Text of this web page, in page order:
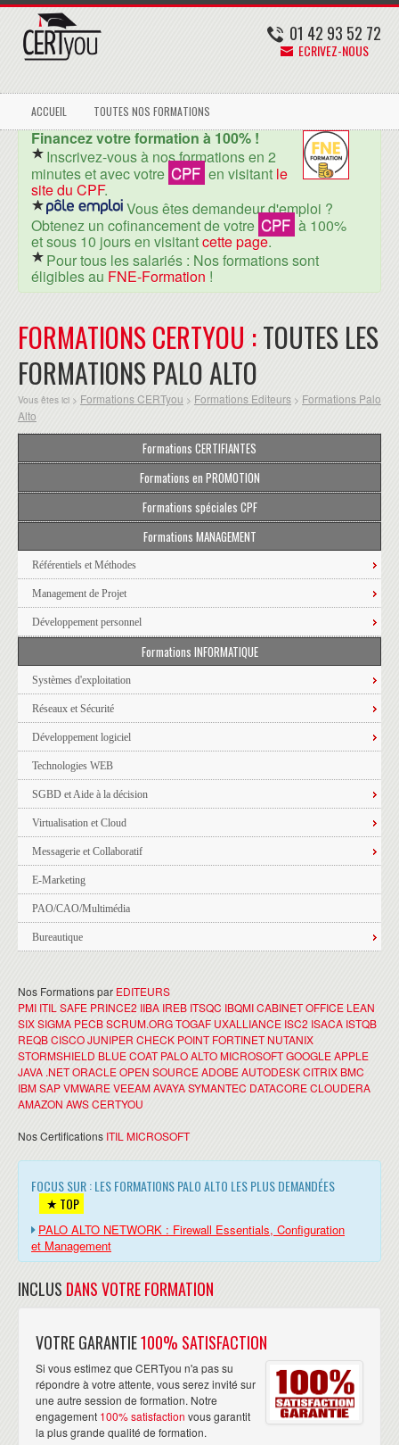
01 42 93 52 72
ECRIVEZ-NOUS
ACCUEIL TOUTES NOS FORMATIONS
Financez votre formation à 100% !
Inscrivez-vous à nos formations en 2
minutes et avec votre CPF en visitant le
site du CPF.
Vous êtes demandeur d'emploi ?
Obtenez un cofinancement de votre CPF à 100%
et sous 10 jours en visitantcette page.
Pour tous les salariés : Nos formations sont
éligibles au FNE-Formation !
FORMATIONS CERTYOU :TOUTES LES
FORMATIONS PALO ALTO
Vous êtes ici > Formations CERTyou > Formations Editeurs > Formations Palo
Alto
Formations CERTIFIANTES
Formations en PROMOTION
Formations spéciales CPF
Formations MANAGEMENT
Référentiels et Méthodes
Management de Projet
Développement personnel
Formations INFORMATIQUE
Systèmes d'exploitation
Réseaux et Sécurité
Développement logiciel
Technologies WEB
SGBD et Aide à la décision
Virtualisation et Cloud
Messagerie et Collaboratif
E-Marketing
PAO/CAO/Multimédia
Bureautique
Nos Formations par EDITEURS
PMI ITIL SAFE PRINCE2 IIBA IREB ITSQC IBQMICABINET OFFICE LEAN
SIX SIGMA PECBSCRUM.ORGTOGAF UXALLIANCE ISC2 ISACA ISTQB
REQBCISCOJUNIPER CHECK POINT FORTINETNUTANIX
STORMSHIELD BLUE COAT PALO ALTOMICROSOFTGOOGLEAPPLE
JAVA .NETORACLEOPEN SOURCEADOBEAUTODESKCITRIX BMC
IBMSAPVMWAREVEEAMAVAYASYMANTEC DATACORECLOUDERA
AMAZON AWSCERTYOU
Nos Certifications ITIL MICROSOFT
FOCUS SUR : LES FORMATIONS PALO ALTO LES PLUS DEMANDÉES
TOP
PALO ALTO NETWORK : Firewall Essentials, Configuration
et Management
INCLUS DANS VOTRE FORMATION
VOTRE GARANTIE100% SATISFACTION
Si vous estimez que CERTyou n'a pas su
répondre à votre attente, vous serez invité sur
une autre session de formation. Notre
engagement 100% satisfaction vous garantit
la plus grande qualité de formation.